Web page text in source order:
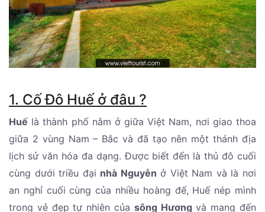
1. Cố Đô Huế ở đâu ?
Huế là thành phố nằm ở giữa Việt Nam, nơi giao thoa
giữa 2 vùng Nam – Bắc và đã tạo nên một thánh địa
lịch sử văn hóa đa dạng. Được biết đến là thủ đô cuối
cùng dưới triều đại nhà Nguyễn ở Việt Nam và là nơi
an nghỉ cuối cùng của nhiều hoàng đế, Huế nép mình
trong vẻ đẹp tự nhiên của sông Hươngvà mang đến